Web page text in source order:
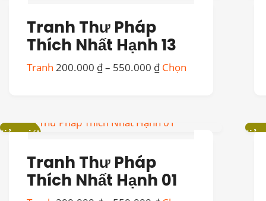
Tranh Thư Pháp
Thích Nhất Hạnh 13
Tranh 200.000 ₫– 550.000 ₫Khoảng
đến
Chọn
giá!
Tranh Thư Pháp
Thích Nhất Hạnh 01